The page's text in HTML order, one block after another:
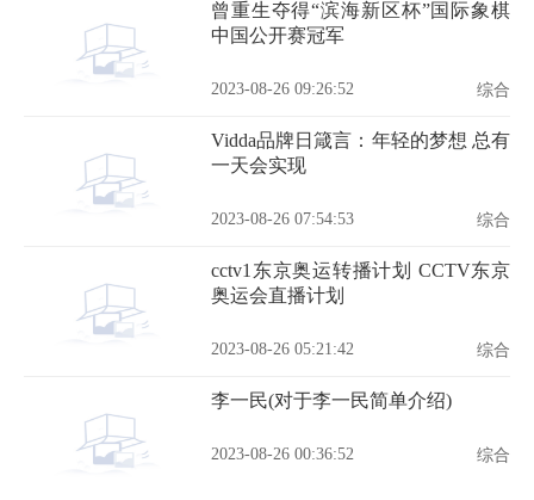
曾重生夺得“滨海新区杯”国际象棋
中国公开赛冠军
2023-08-26 09:26:52 综合
Vidda品牌日箴言：年轻的梦想 总有
一天会实现
2023-08-26 07:54:53 综合
cctv1东京奥运转播计划 CCTV东京
奥运会直播计划
2023-08-26 05:21:42 综合
李一民(对于李一民简单介绍)
2023-08-26 00:36:52 综合